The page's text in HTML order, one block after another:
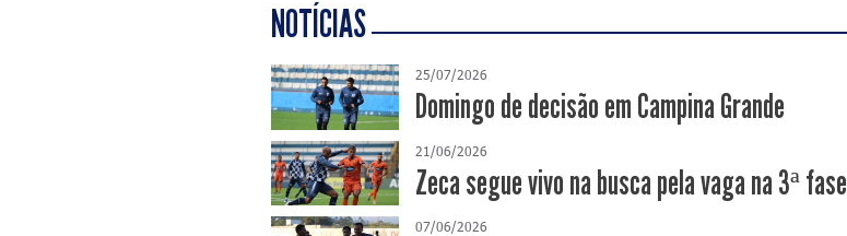
NOTÍCIAS
25/07/2026
Domingo de decisão em Campina Grande
21/06/2026
Zeca segue vivo na busca pela vaga na 3ª fase
07/06/2026